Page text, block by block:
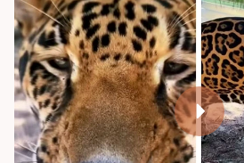
美洲豹被誇很乖嗨翻！秒衝
滿臉」超神氣：快繼續讚美我